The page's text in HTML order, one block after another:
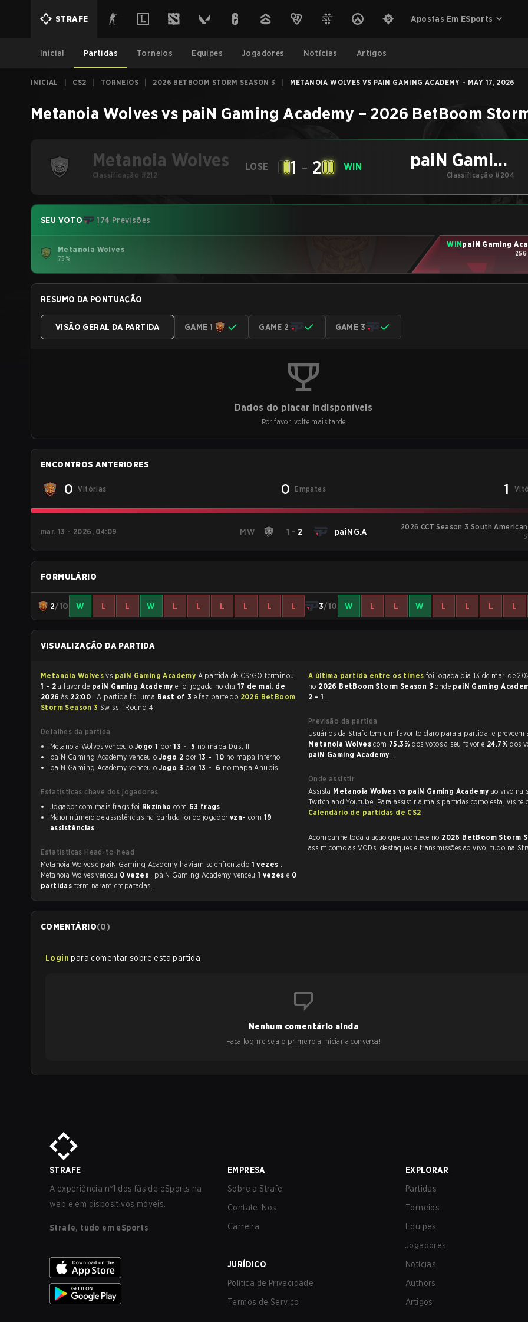
STRAFE Apostas Em ESports
Inicial Partidas Torneios Equipes Jogadores Notícias Artigos
INICIAL CS2 TORNEIOS 2026 BETBOOM STORM SEASON 3 METANOIA WOLVES VS PAIN GAMING ACADEMY - MAY 17, 2026
Metanoia Wolvesvs paiN Gaming Academy – 2026 BetBoom
Metanoia Wolves
Classificação #212
LOSE 1 - 2 WIN
paiN Gaming
Academy
Classificação #204
SEU VOTO 174 Previsões
Metanoia Wolves
75%
WINpaiN Gaming
RESUMO DA PONTUAÇÃO
VISÃO GERAL DA PARTIDA GAME 1 GAME 2 GAME 3
Dados do placar indisponíveis
Por favor, volte mais tarde
ENCONTROS ANTERIORES
0 Vitórias 0 Empates 1
mar. 13 - 2026, 04:09 MW 1 - 2 paiNG.A
2026 CCT Season 3 South
FORMULÁRIO
2/10 W L L W L L L L L L 3/10 W L L W L L L L
VISUALIZAÇÃO DA PARTIDA
Metanoia Wolvesvs paiN Gaming Academy
A partida de CS:GO terminou
1 - 2 a favor de paiN Gaming Academy e foi jogada no dia 17 de mai. de
2026 às 22:00 . A partida foi uma Best of 3 e faz parte do 2026 BetBoom
Storm Season 3 Swiss - Round 4.
Detalhes da partida
Metanoia Wolves venceu o Jogo 1 por 13 - 5 no mapa Dust II
paiN Gaming Academy venceu o Jogo 2 por 13 - 10 no mapa Inferno
paiN Gaming Academy venceu o Jogo 3 por 13 - 6 no mapa Anubis
Estatísticas chave dos jogadores
Jogador com mais frags foi Rkzinho com 63 frags.
Maior número de assistências na partida foi do jogador vzn- com 19
assistências.
Estatísticas Head-to-head
Metanoia Wolves e paiN Gaming Academy haviam se enfrentado 1 vezes .
Metanoia Wolves venceu 0 vezes , paiN Gaming Academy venceu 1 vezese 0
partidas terminaram empatadas.
A última partida entre os times
no 2026 BetBoom Storm Season 3onde paiN Gaming
2 - 1 .
Previsão da partida
Usuários da Strafe tem um favorito
Metanoia Wolvescom 75.3%dos votos a seu favor e 24.7%dos
paiN Gaming Academy .
Onde assistir
Assista Metanoia Wolves vs paiN Gaming Academy ao vivo na
Twitch and Youtube. Para assistir a mais partidas como esta, visite
Calendário de partidas de CS2 .
Acompanhe toda a ação que acontece no 2026 BetBoom Storm
assim como as VODs, destaques e transmissões ao vivo, tudo na
COMENTÁRIO(0)
Login para comentar sobre esta partida
Nenhum comentário ainda
Faça login e seja o primeiro a iniciar a conversa!
STRAFE
A experiência nº1 dos fãs de eSports na
web e em dispositivos móveis.
Strafe, tudo em eSports
EMPRESA
Sobre a Strafe
Contate-Nos
Carreira
JURÍDICO
Política de Privacidade
Termos de Serviço
EXPLORAR
Partidas
Torneios
Equipes
Jogadores
Notícias
Authors
Artigos